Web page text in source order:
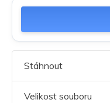
Stáhnout
Velikost souboru